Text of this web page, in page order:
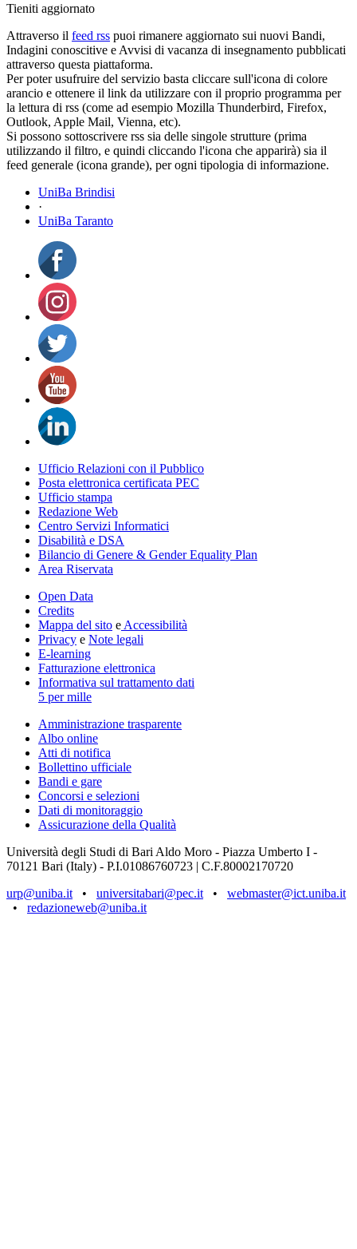
Tieniti aggiornato
Attraverso il feed rss puoi rimanere aggiornato sui nuovi Bandi,
Indagini conoscitive e Avvisi di vacanza di insegnamento pubblicati
attraverso questa piattaforma.
Per poter usufruire del servizio basta cliccare sull'icona di colore
arancio e ottenere il link da utilizzare con il proprio programma per
la lettura di rss (come ad esempio Mozilla Thunderbird, Firefox,
Outlook, Apple Mail, Vienna, etc).
Si possono sottoscrivere rss sia delle singole strutture (prima
utilizzando il filtro, e quindi cliccando l'icona che apparirà) sia il
feed generale (icona grande), per ogni tipologia di informazione.
UniBa Brindisi
·
UniBa Taranto
Ufficio Relazioni con il Pubblico
Posta elettronica certificata PEC
Ufficio stampa
Redazione Web
Centro Servizi Informatici
Disabilità e DSA
Bilancio di Genere & Gender Equality Plan
Area Riservata
Open Data
Credits
Mappa del sito e Accessibilità
Privacy e Note legali
E-learning
Fatturazione elettronica
Informativa sul trattamento dati
5 per mille
Amministrazione trasparente
Albo online
Atti di notifica
Bollettino ufficiale
Bandi e gare
Concorsi e selezioni
Dati di monitoraggio
Assicurazione della Qualità
Università degli Studi di Bari Aldo Moro - Piazza Umberto I -
70121 Bari (Italy) - P.I.01086760723 | C.F.80002170720
urp@uniba.it • universitabari@pec.it • webmaster@ict.uniba.it
• redazioneweb@uniba.it